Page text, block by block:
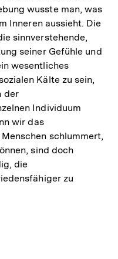
wusste man, was
Inneren aussieht. Die
sinnverstehende,
seiner Gefühle und
wesentliches
Kälte zu sein,
der
Individuum
wir das
schlummert,
sind doch
die
zu